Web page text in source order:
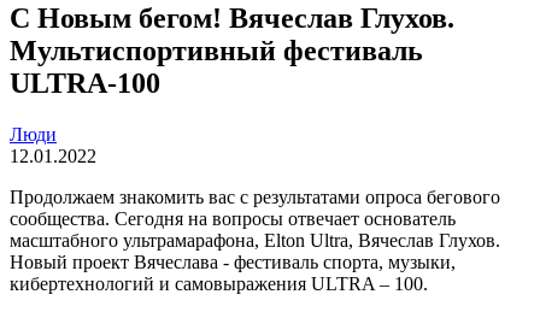
С Новым бегом! Вячеслав Глухов.
Мультиспортивный фестиваль
ULTRA-100
Люди
12.01.2022
Продолжаем знакомить вас с результатами опроса бегового
сообщества. Сегодня на вопросы отвечает основатель
масштабного ультрамарафона, Elton Ultra, Вячеслав Глухов.
Новый проект Вячеслава - фестиваль спорта, музыки,
кибертехнологий и самовыражения ULTRA – 100.